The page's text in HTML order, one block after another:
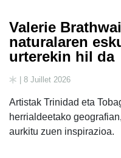
Valerie
naturalaren
urterekin hil da
| 8 Juillet 2026
Artistak Trinidad eta
herrialdeetako
aurkitu zuen inspirazioa.